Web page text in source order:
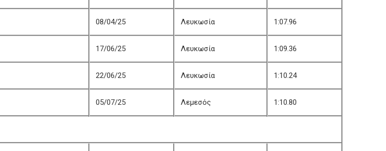
08/04/25 Λευκωσία 1:07.96
17/06/25 Λευκωσία 1:09.36
22/06/25 Λευκωσία 1:10.24
05/07/25 Λεμεσός 1:10.80